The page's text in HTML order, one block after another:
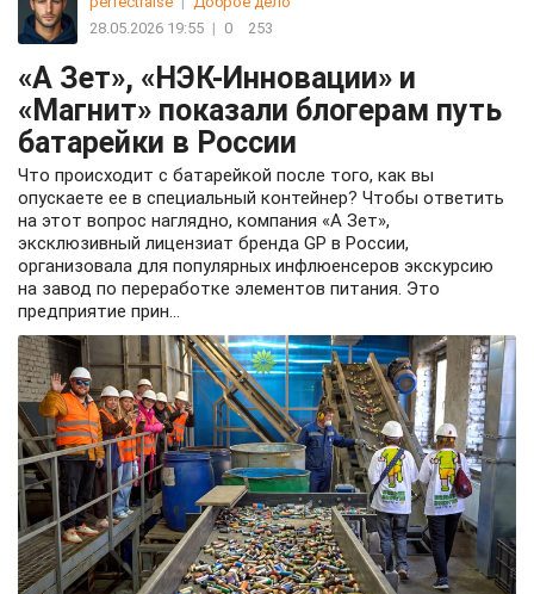
28.05.2026 19:55 | 0 253
«А Зет», «НЭК-Инновации» и
«Магнит» показали блогерам путь
батарейки в России
Что происходит с батарейкой после того, как вы
опускаете ее в специальный контейнер? Чтобы ответить
на этот вопрос наглядно, компания «А Зет»,
эксклюзивный лицензиат бренда GP в России,
организовала для популярных инфлюенсеров экскурсию
на завод по переработке элементов питания. Это
предприятие прин...